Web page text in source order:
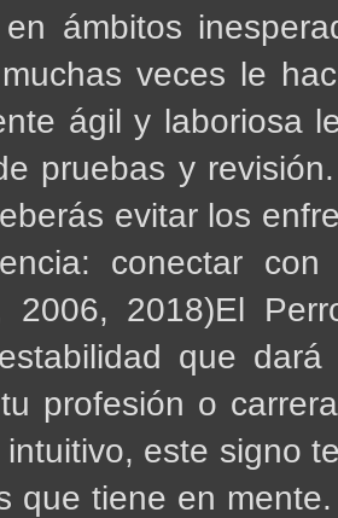
ámbitos
veces le
ágil y laboriosa
pruebas y
evitar los
conectar
2006, 2018)El
que
profesión o
este signo
que tiene en